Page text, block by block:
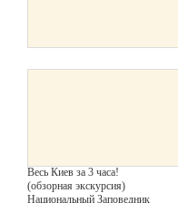
Весь Киев за 3 часа!
(обзорная экскурсия)
Национальный Заповедник